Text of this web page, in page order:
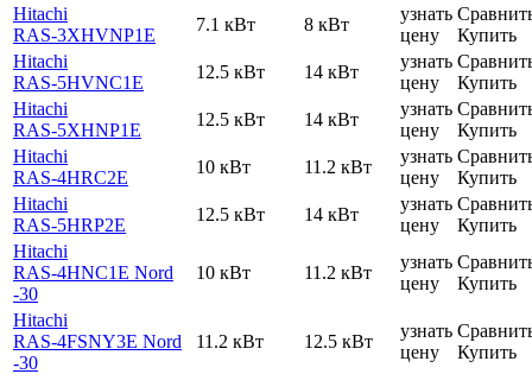
Hitachi
RAS-3XHVNP1E
7.1 кВт 8 кВт
узнать
цену
Купить
Hitachi
RAS-5HVNC1E
12.5 кВт 14 кВт
узнать
цену
Купить
Hitachi
RAS-5XHNP1E
12.5 кВт 14 кВт
узнать
цену
Купить
Hitachi
RAS-4HRC2E
10 кВт 11.2 кВт
узнать
цену
Купить
Hitachi
RAS-5HRP2E
12.5 кВт 14 кВт
узнать
цену
Купить
Hitachi
RAS-4HNC1E Nord
-30
10 кВт 11.2 кВт
узнать
цену
Купить
Hitachi
RAS-4FSNY3E Nord
-30
11.2 кВт 12.5 кВт
узнать
цену
Купить